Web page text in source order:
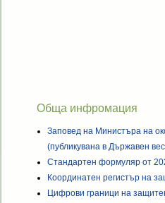
Обща инфромация
Заповед на Министъра на
(публикувана в Държавен
Стандартен формуляр от
Координатен регистър на
Цифрови граници на